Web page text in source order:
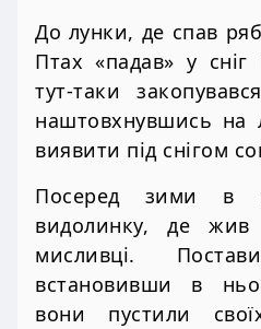
До лунки, де спав
Птах «падав» у
тут-таки
наштовхнувшись на
виявити під снігом
Посеред зими в
видолинку, де жив
мисливці.
встановивши в
вони пустили